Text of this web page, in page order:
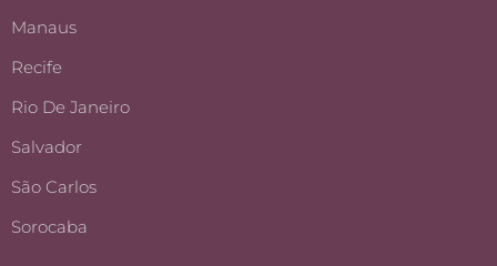
Manaus
Recife
Rio De Janeiro
Salvador
São Carlos
Sorocaba